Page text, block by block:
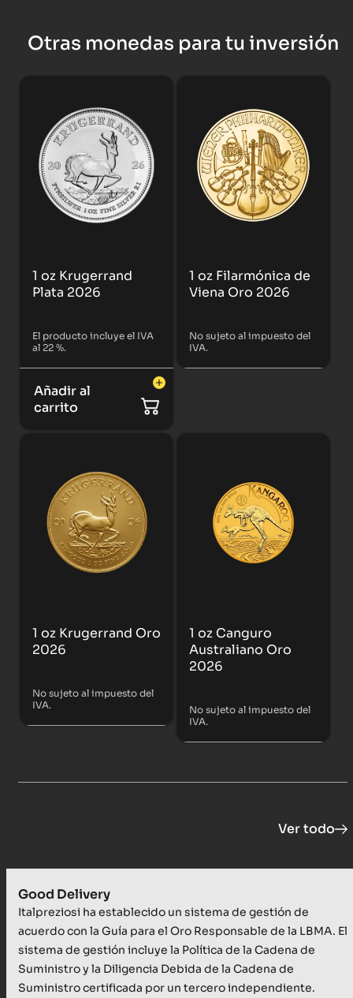
Otras monedas para tu inversión
1 oz Krugerrand
Plata 2026
El producto incluye el IVA
al 22 %.
Añadir al
carrito
1 oz Filarmónica de
Viena Oro 2026
No sujeto al impuesto del
IVA.
1 oz Krugerrand Oro
2026
No sujeto al impuesto del
IVA.
1 oz Canguro
Australiano Oro
2026
No sujeto al impuesto del
IVA.
Ver todo
Good Delivery
Italpreziosi ha establecido un sistema de gestión de
acuerdo con la Guía para el Oro Responsable de la LBMA. El
sistema de gestión incluye la Política de la Cadena de
Suministro y la Diligencia Debida de la Cadena de
Suministro certificada por un tercero independiente.